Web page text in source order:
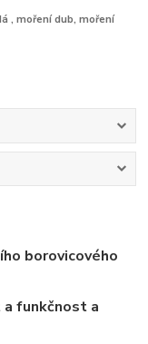
, moření dub, moření
borovicového
funkčnost a